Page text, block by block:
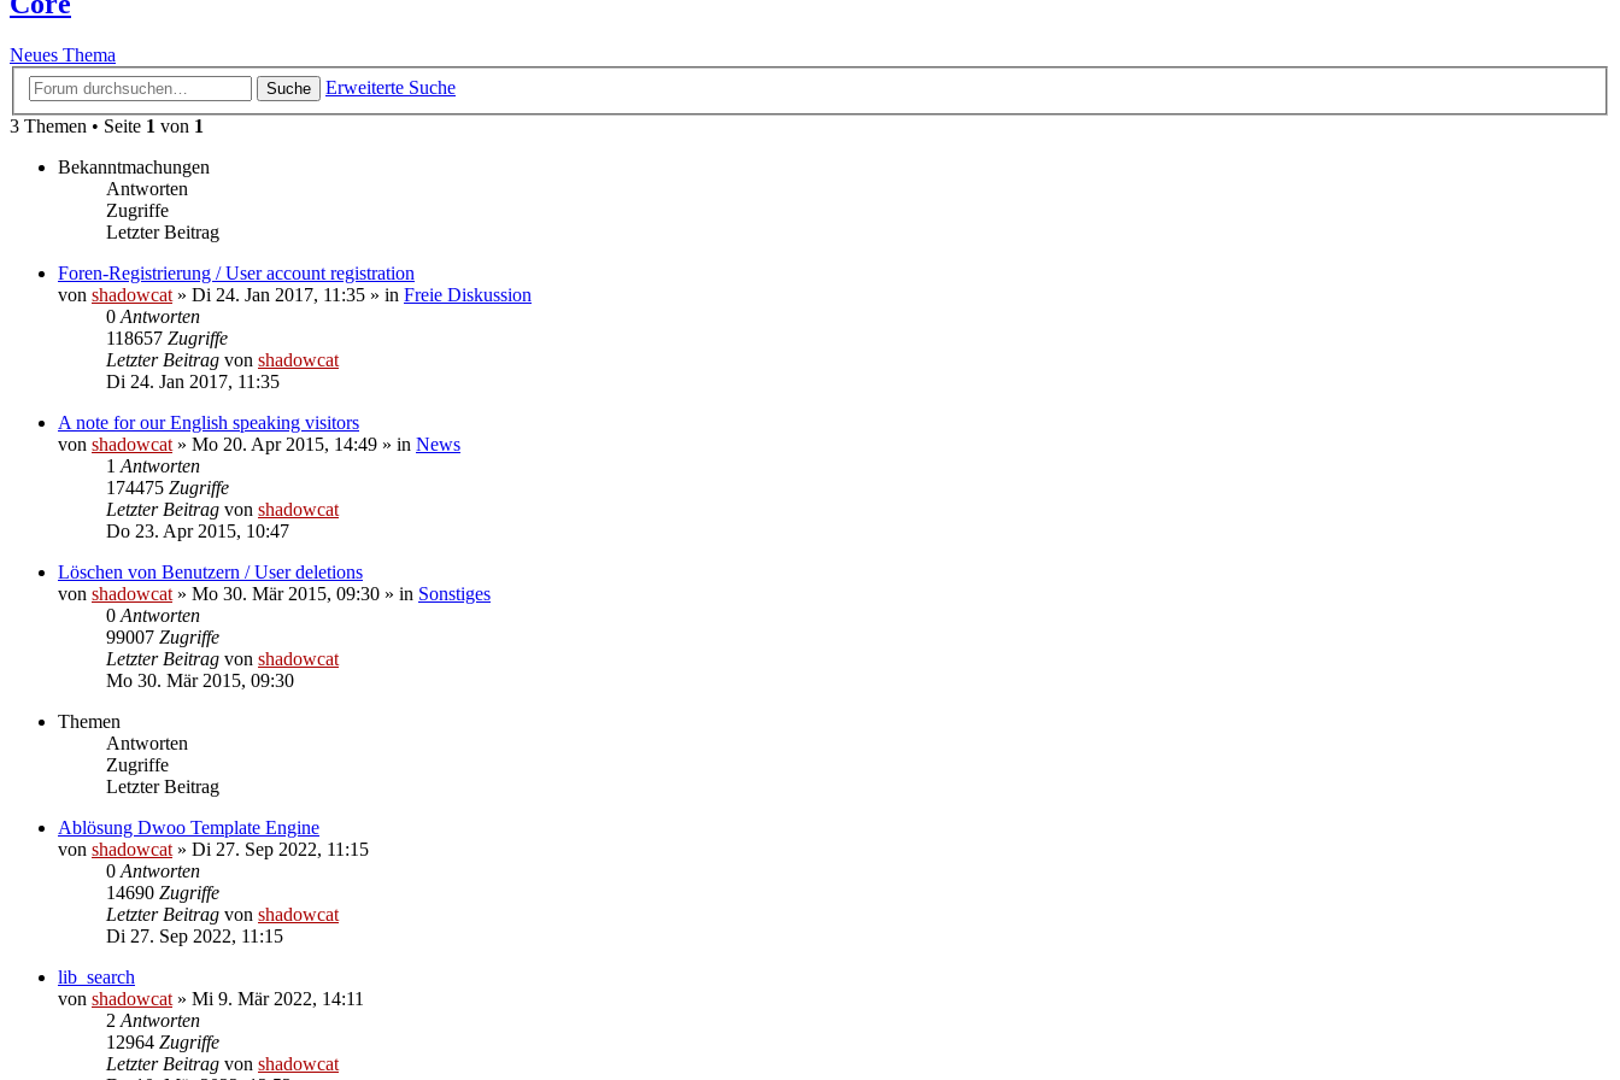
Neues Thema
Suche
Erweiterte Suche
3 Themen • Seite 1 von 1
Bekanntmachungen
Antworten
Zugriffe
Letzter Beitrag
Foren-Registrierung / User account registration
von shadowcat » Di 24. Jan 2017, 11:35 » in Freie Diskussion
0 Antworten
118657 Zugriffe
Letzter Beitrag von shadowcat
Di 24. Jan 2017, 11:35
A note for our English speaking visitors
von shadowcat » Mo 20. Apr 2015, 14:49 » in News
1 Antworten
174475 Zugriffe
Letzter Beitrag von shadowcat
Do 23. Apr 2015, 10:47
Löschen von Benutzern / User deletions
von shadowcat » Mo 30. Mär 2015, 09:30 » in Sonstiges
0 Antworten
99007 Zugriffe
Letzter Beitrag von shadowcat
Mo 30. Mär 2015, 09:30
Themen
Antworten
Zugriffe
Letzter Beitrag
Ablösung Dwoo Template Engine
von shadowcat » Di 27. Sep 2022, 11:15
0 Antworten
14690 Zugriffe
Letzter Beitrag von shadowcat
Di 27. Sep 2022, 11:15
lib_search
von shadowcat » Mi 9. Mär 2022, 14:11
2 Antworten
12964 Zugriffe
Letzter Beitrag von shadowcat